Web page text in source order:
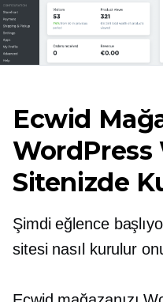
Ecwid
WordPress
Sitenizde
Şimdi eğlence
sitesi nasıl kurulur